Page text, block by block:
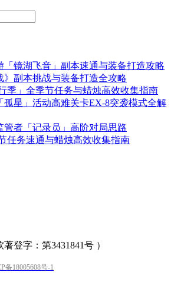
「镜湖飞音」副本速通与装备打造攻略
》副本挑战与装备打造全攻略
行季」全季节任务与蜡烛高效收集指南
孤星」活动高难关卡EX-8突袭模式全解
管者「记录员」高阶对局思路
任务速通与蜡烛高效收集指南
登字：第3431841号 ）
备18005608号-1